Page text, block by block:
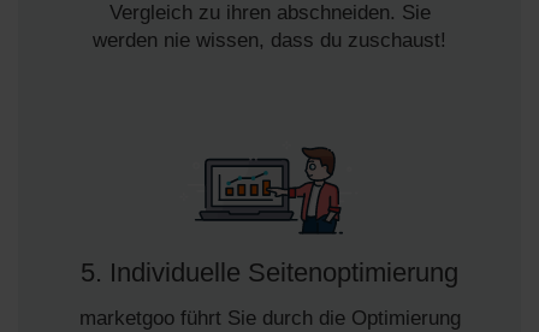
Vergleich zu ihren abschneiden. Sie
werden nie wissen, dass du zuschaust!
5. Individuelle Seitenoptimierung
marketgoo führt Sie durch die Optimierung